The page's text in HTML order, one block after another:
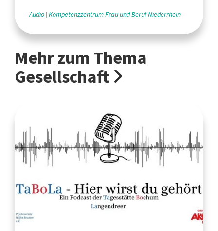
Audio Kompetenzzentrum Frau und Beruf Niederrhein
Mehr zum Thema
Gesellschaft